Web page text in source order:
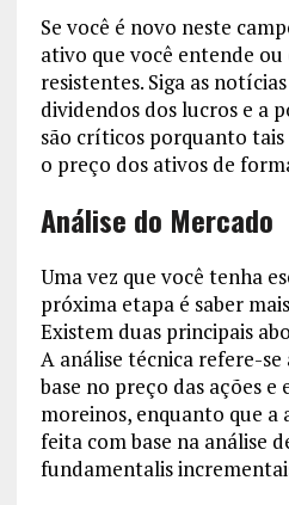
Se você é novo neste
ativo que você entende ou
resistentes. Siga as
dividendos dos lucros e a
são críticos porquanto
o preço dos ativos de
Análise do Mercado
Uma vez que você tenha
próxima etapa é saber
Existem duas principais
A análise técnica refere-
base no preço das ações e
moreinos, enquanto que a
feita com base na análise
fundamentalis